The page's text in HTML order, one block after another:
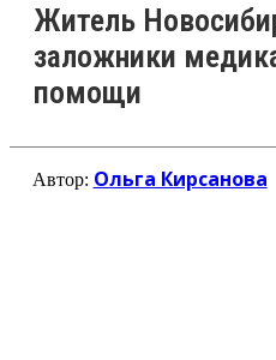
Житель
заложники
помощи
Автор: Ольга Кирсанова